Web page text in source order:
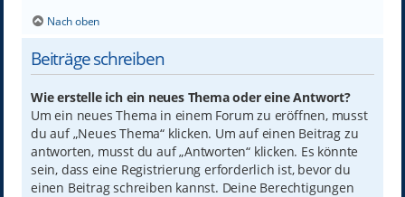
Nach oben
Beiträge schreiben
Wie erstelle ich ein neues Thema oder eine Antwort?
Um ein neues Thema in einem Forum zu eröffnen, musst
du auf „Neues Thema“ klicken. Um auf einen Beitrag zu
antworten, musst du auf „Antworten“ klicken. Es könnte
sein, dass eine Registrierung erforderlich ist, bevor du
einen Beitrag schreiben kannst. Deine Berechtigungen